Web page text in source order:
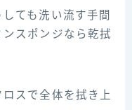
ても洗い流す手間
スポンジなら乾拭
スで全体を拭き上